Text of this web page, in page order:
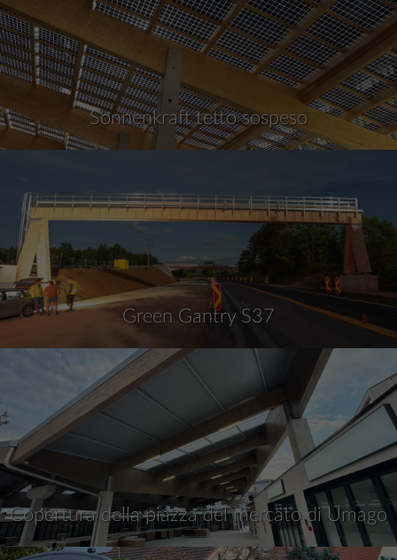
Sonnenkraft tetto sospeso
Green Gantry S37
Copertura della piazza del mercato di Umago